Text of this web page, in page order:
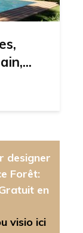
designer
Forêt:
en
visio ici